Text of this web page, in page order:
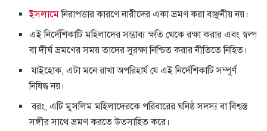
ইসলামেনিরাপত্তার কারণে নারীদের একা ভ্রমণ করা বাঞ্ছনীয় নয়।
এই নির্দেশিকাটি মহিলাদের সম্ভাব্য ক্ষতি থেকে রক্ষা করার এবং স্বল্প
বা দীর্ঘ ভ্রমণের সময় তাদের সুরক্ষা নিশ্চিত করার নীতিতে নিহিত।
যাইহোক, এটা মনে রাখা অপরিহার্য যে এই নির্দেশিকাটি সম্পূর্ণ
নিষিদ্ধ নয়।
বরং, এটি মুসলিম মহিলাদেরকে পরিবারের ঘনিষ্ঠ সদস্য বা বিশ্বস্ত
সঙ্গীর সাথে ভ্রমণ করতে উত্সাহিত করে।